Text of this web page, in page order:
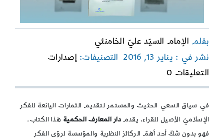
بقلم الإمام السيّد عليّ الخامنئي
نشر في : يناير 13, 2016
التصنيفات: إصدارات
التعليقات 0
on
على
ضوء
القرآن
الكريم
في سياق السعي الحثيث والمستمر لتقديم الثمارات اليانعة للفكر
الإسلاميّ الأصيل للقراء، يقدمدار المعارف الحكمية هذا الكتاب.
فهو بدون شكّ أحد أهمّ الركائز النظرية والمؤسسة لرؤى الفكر